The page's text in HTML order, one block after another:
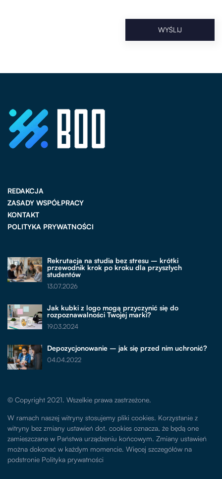
REDAKCJA
ZASADY WSPÓŁPRACY
KONTAKT
POLITYKA PRYWATNOŚCI
Rekrutacja na studia bez stresu – krótki
przewodnik krok po kroku dla przyszłych
studentów
13.07.2026
Jak kubki z logo mogą przyczynić się do
rozpoznawalności Twojej marki?
19.03.2024
Depozycjonowanie – jak się przed nim uchronić?
04.04.2022
© Copyright 2021. Wszelkie prawa zastrzeżone.
W ramach naszej witryny stosujemy pliki cookies. Korzystanie z
witryny bez zmiany ustawień dot. cookies oznacza, że będą one
zamieszczane w Państwa urządzeniu końcowym. Zmiany ustawień
można dokonać w każdym momencie. Więcej szczegółów na
podstronie Polityka prywatności